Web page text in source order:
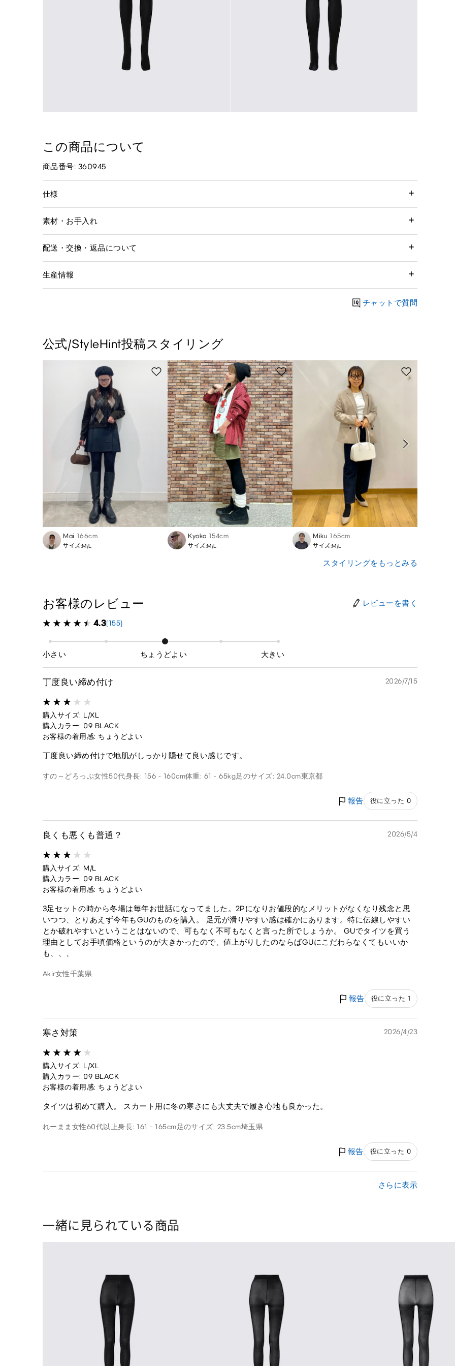
この商品について
商品番号: 360945
仕様
素材・お手入れ
配送・交換・返品について
生産情報
チャットで質問
公式/StyleHint投稿スタイリング
Mai 166cm
サイズ:M/L
Kyoko 154cm
サイズ:M/L
Miku 165cm
サイズ:M/L
スタイリングをもっとみる
お客様のレビュー レビューを書く
4.3(155)
小さい ちょうどよい 大きい
丁度良い締め付け 2026/7/15
購入サイズ: L/XL
購入カラー: 09 BLACK
お客様の着用感: ちょうどよい
丁度良い締め付けで地肌がしっかり隠せて良い感じです。
すの～どろっぷ女性50代身長: 156 - 160cm体重: 61 - 65kg足のサイズ: 24.0cm東京都
報告 役に立った 0
良くも悪くも普通？ 2026/5/4
購入サイズ: M/L
購入カラー: 09 BLACK
お客様の着用感: ちょうどよい
3足セットの時から冬場は毎年お世話になってました。2Pになりお値段的なメリットがなくなり残念と思
いつつ、とりあえず今年もGUのものを購入。 足元が滑りやすい感は確かにあります。特に伝線しやすい
とか破れやすいということはないので、可もなく不可もなくと言った所でしょうか。 GUでタイツを買う
理由としてお手頃価格というのが大きかったので、値上がりしたのならばGUにこだわらなくてもいいか
も、、、
Akir女性千葉県
報告 役に立った 1
寒さ対策 2026/4/23
購入サイズ: L/XL
購入カラー: 09 BLACK
お客様の着用感: ちょうどよい
タイツは初めて購入。 スカート用に冬の寒さにも大丈夫で履き心地も良かった。
れーまま 女性60代以上身長: 161 - 165cm足のサイズ: 23.5cm埼玉県
報告 役に立った 0
さらに表示
一緒に見られている商品